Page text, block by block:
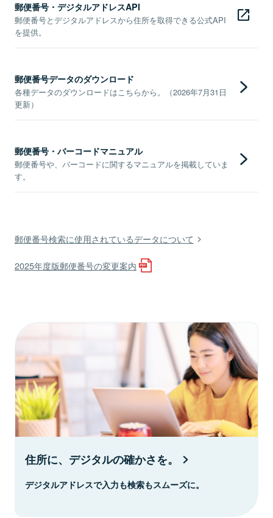
郵便番号・デジタルアドレスAPI
郵便番号とデジタルアドレスから住所を取得できる公式API
を提供。
郵便番号データのダウンロード
各種データのダウンロードはこちらから。（2026年7月31日
更新）
郵便番号・バーコードマニュアル
郵便番号や、バーコードに関するマニュアルを掲載していま
す。
郵便番号検索に使用されているデータについて
2025年度版郵便番号の変更案内
住所に、デジタルの確かさを。
デジタルアドレスで入力も検索もスムーズに。